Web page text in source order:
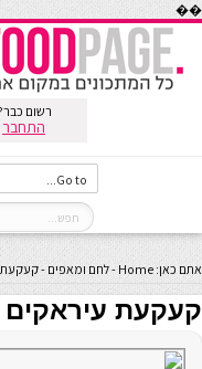
��
רשום
התחבר
אתם כאן: Home
-לחם ומאפים -קעקעת
קעקעת עיראקים